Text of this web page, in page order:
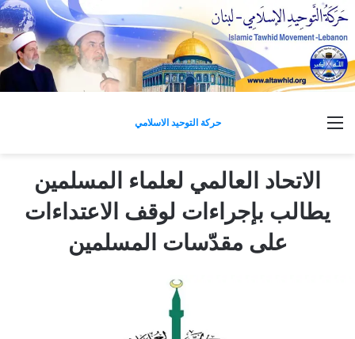
حركة التوحيد الاسلامي القائمة
الاتحاد العالمي لعلماء المسلمين
يطالب بإجراءات لوقف الاعتداءات
على مقدّسات المسلمين